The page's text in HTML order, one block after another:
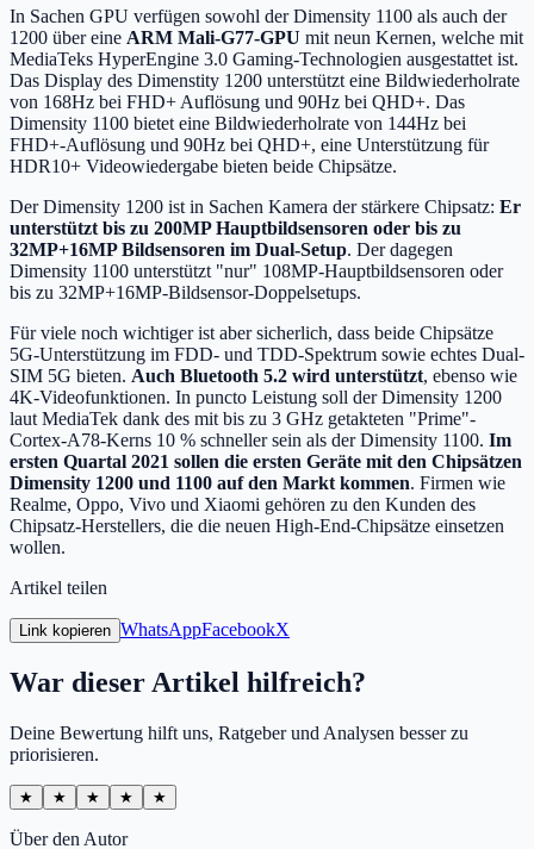
In Sachen GPU verfügen sowohl der Dimensity 1100 als auch der
1200 über eine ARM Mali-G77-GPU mit neun Kernen, welche mit
MediaTeks HyperEngine 3.0 Gaming-Technologien ausgestattet ist.
Das Display des Dimenstity 1200 unterstützt eine Bildwiederholrate
von 168Hz bei FHD+ Auflösung und 90Hz bei QHD+. Das
Dimensity 1100 bietet eine Bildwiederholrate von 144Hz bei
FHD+-Auflösung und 90Hz bei QHD+, eine Unterstützung für
HDR10+ Videowiedergabe bieten beide Chipsätze.
Der Dimensity 1200 ist in Sachen Kamera der stärkere Chipsatz: Er
unterstützt bis zu 200MP Hauptbildsensoren oder bis zu
32MP+16MP Bildsensoren im Dual-Setup. Der dagegen
Dimensity 1100 unterstützt "nur" 108MP-Hauptbildsensoren oder
bis zu 32MP+16MP-Bildsensor-Doppelsetups.
Für viele noch wichtiger ist aber sicherlich, dass beide Chipsätze
5G-Unterstützung im FDD- und TDD-Spektrum sowie echtes Dual-
SIM 5G bieten. Auch Bluetooth 5.2 wird unterstützt, ebenso wie
4K-Videofunktionen. In puncto Leistung soll der Dimensity 1200
laut MediaTek dank des mit bis zu 3 GHz getakteten "Prime"-
Cortex-A78-Kerns 10 % schneller sein als der Dimensity 1100. Im
ersten Quartal 2021 sollen die ersten Geräte mit den Chipsätzen
Dimensity 1200 und 1100 auf den Markt kommen. Firmen wie
Realme, Oppo, Vivo und Xiaomi gehören zu den Kunden des
Chipsatz-Herstellers, die die neuen High-End-Chipsätze einsetzen
wollen.
Artikel teilen
Link kopieren WhatsAppFacebookX
War dieser Artikel hilfreich?
Deine Bewertung hilft uns, Ratgeber und Analysen besser zu
priorisieren.
★ ★ ★ ★ ★
Über den Autor